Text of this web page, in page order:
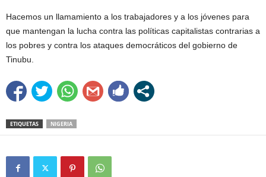
Hacemos un llamamiento a los trabajadores y a los jóvenes para
que mantengan la lucha contra las políticas capitalistas contrarias a
los pobres y contra los ataques democráticos del gobierno de
Tinubu.
ETIQUETAS NIGERIA